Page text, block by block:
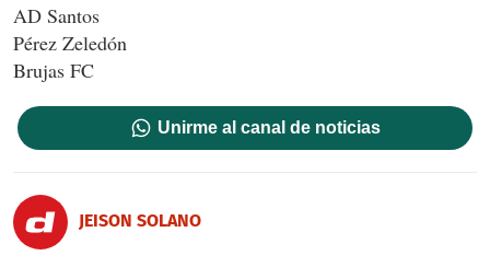
AD Santos
Pérez Zeledón
Brujas FC
Unirme al canal de noticias
JEISON SOLANO